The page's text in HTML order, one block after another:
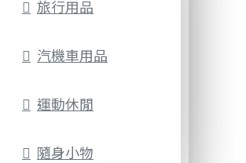
旅行用品
汽機車用品
運動休閒
隨身小物